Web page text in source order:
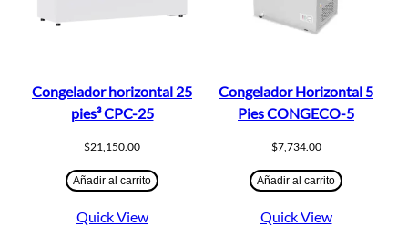
Congelador horizontal 25
pies³ CPC-25
$21,150.00
Añadir al carrito
Quick View
Congelador Horizontal 5
Pies CONGECO-5
$7,734.00
Añadir al carrito
Quick View